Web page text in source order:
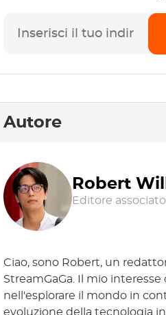
Autore
Robert
Editore associato
Ciao, sono Robert, un
StreamGaGa. Il mio interesse
nell'esplorare il mondo in
evoluzione della tecnologia